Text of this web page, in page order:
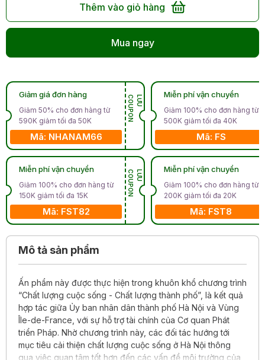
Thêm vào giỏ hàng
Mua ngay
Giảm giá đơn hàng
Giảm 50% cho đơn hàng từ
590K giảm tối đa 50K
Mã: NHANAM66
L
Ư
U
C
O
U
P
O
N
Miễn phí vận chuyển
Giảm 100% cho đơn hàng từ
150K giảm tối đa 15K
Mã: FST82
L
Ư
U
C
O
U
P
O
N
Miễn phí vận chuyển
Giảm 100% cho đơn hàng từ
500K giảm tối đa 40K
Mã: FS
Miễn phí vận chuyển
Giảm 100% cho đơn hàng từ
200K giảm tối đa 20K
Mã: FST8
Mô tả sản phẩm
Ấn phẩm này được thực hiện trong khuôn khổ chương trình
“Chất lượng cuộc sống - Chất lượng thành phố”, là kết quả
hợp tác giữa Ủy ban nhân dân thành phố Hà Nội và Vùng
Île-de-France, với sự hỗ trợ tài chính của Cơ quan Phát
triển Pháp. Nhờ chương trình này, các đối tác hướng tới
mục tiêu cải thiện chất lượng cuộc sống ở Hà Nội thông
qua việc quan tâm tốt hơn đến các vấn đề môi trường của